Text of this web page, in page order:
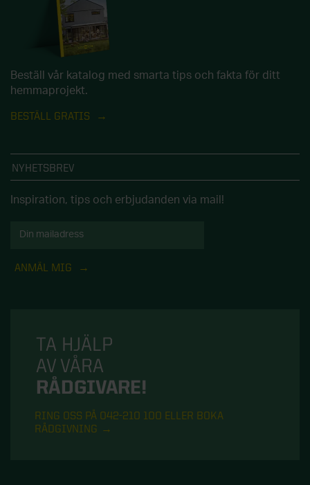
Beställ vår katalog med smarta tips och fakta för ditt
hemmaprojekt.
BESTÄLL GRATIS
NYHETSBREV
Inspiration, tips och erbjudanden via mail!
ANMÄL MIG
TA HJÄLP
AV VÅRA
RÅDGIVARE!
RING OSS PÅ 042-210 100 ELLER BOKA
RÅDGIVNING